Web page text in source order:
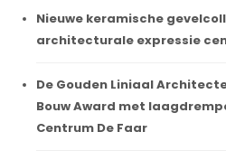
Nieuwe keramische
architecturale expressie
De Gouden Liniaal
Bouw Award met
Centrum De Faar